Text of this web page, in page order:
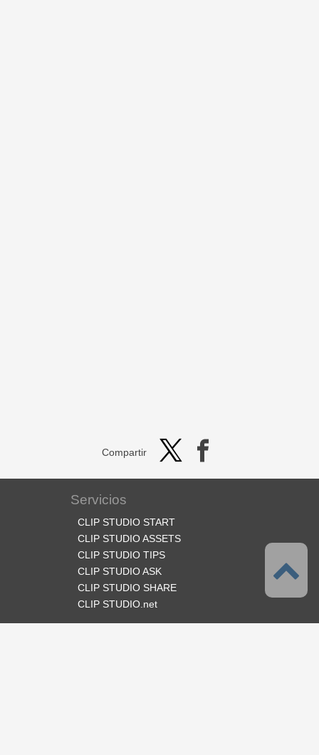
Compartir
Servicios
CLIP STUDIO START
CLIP STUDIO ASSETS
CLIP STUDIO TIPS
CLIP STUDIO ASK
CLIP STUDIO SHARE
CLIP STUDIO.net